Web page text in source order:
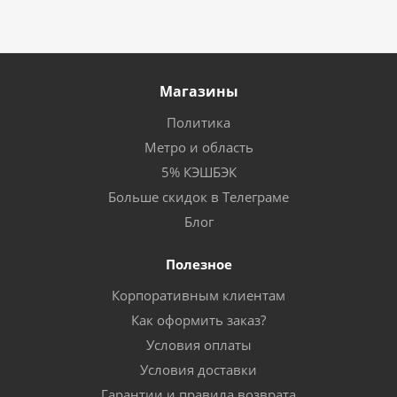
Магазины
Политика
Метро и область
5% КЭШБЭК
Больше скидок в Телеграме
Блог
Полезное
Корпоративным клиентам
Как оформить заказ?
Условия оплаты
Условия доставки